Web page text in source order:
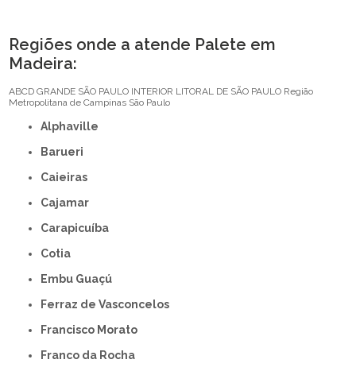
Regiões onde a atende Palete em
Madeira:
ABCD GRANDE SÃO PAULO INTERIOR LITORAL DE SÃO PAULO Região
Metropolitana de Campinas São Paulo
Alphaville
Barueri
Caieiras
Cajamar
Carapicuíba
Cotia
Embu Guaçú
Ferraz de Vasconcelos
Francisco Morato
Franco da Rocha